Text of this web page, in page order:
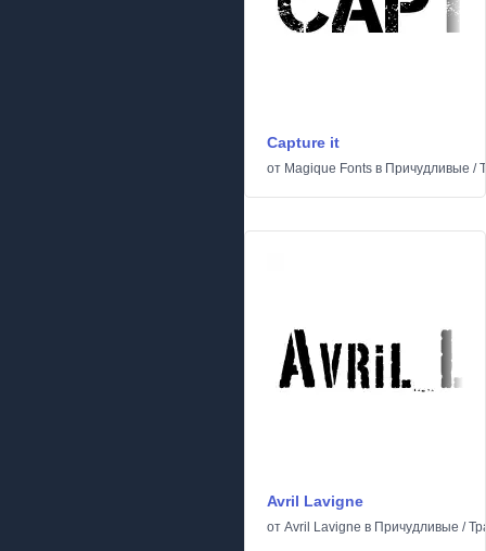
Capture it
от Magique Fonts в Причудливые /
Avril Lavigne
от Avril Lavigne в Причудливые /